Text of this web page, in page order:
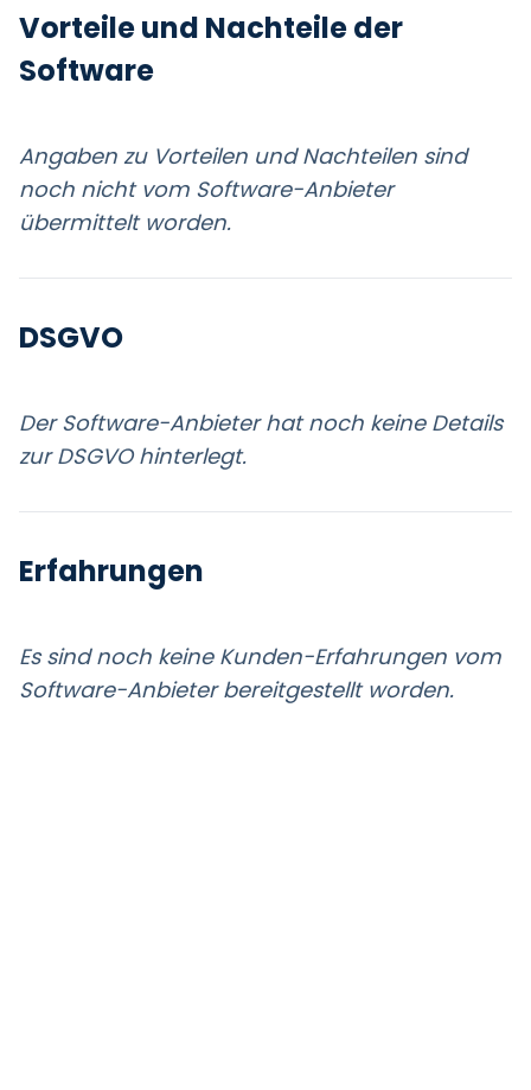
Vorteile und Nachteile der
Software
Angaben zu Vorteilen und Nachteilen sind
noch nicht vom Software-Anbieter
übermittelt worden.
DSGVO
Der Software-Anbieter hat noch keine Details
zur DSGVO hinterlegt.
Erfahrungen
Es sind noch keine Kunden-Erfahrungen vom
Software-Anbieter bereitgestellt worden.